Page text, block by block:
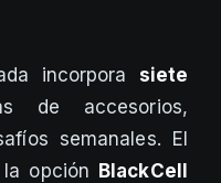
incorpora siete
de accesorios,
semanales. El
opción BlackCell